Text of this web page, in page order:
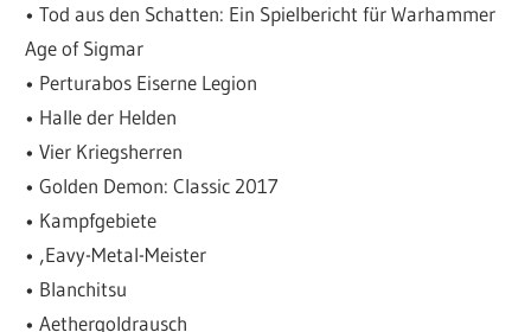
• Tod aus den Schatten: Ein Spielbericht für Warhammer
Age of Sigmar
• Perturabos Eiserne Legion
• Halle der Helden
• Vier Kriegsherren
• Golden Demon: Classic 2017
• Kampfgebiete
• ‚Eavy-Metal-Meister
• Blanchitsu
• Aethergoldrausch